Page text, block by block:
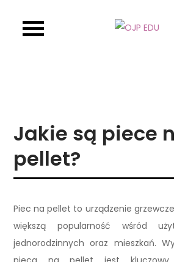
Jakie są piece
pellet?
Piec na pellet to urządzenie
większą popularność wśród
jednorodzinnych oraz mieszkań.